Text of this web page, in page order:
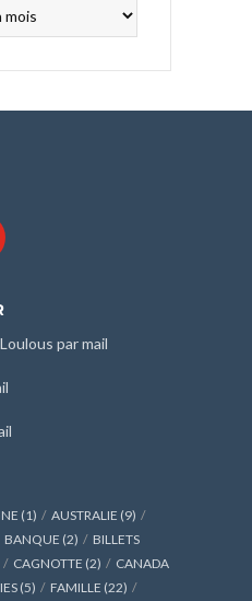
par mail
(1) AUSTRALIE (9)
BANQUE (2)
BILLETS
CAGNOTTE (2)
CANADA
(5) FAMILLE (22)